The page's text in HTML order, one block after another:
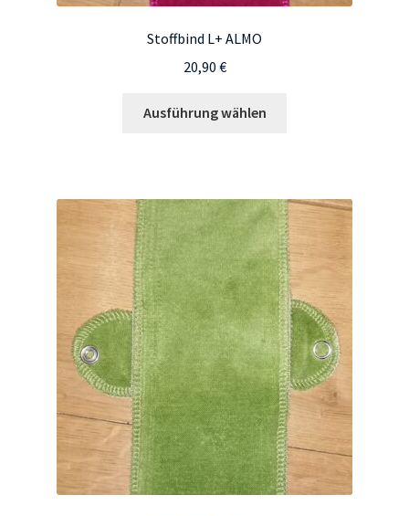
Stoffbind L+ ALMO
20,90 €
Ausführung wählen
auf.
Die
Optionen
können
auf
der
Produktseite
gewählt
werden